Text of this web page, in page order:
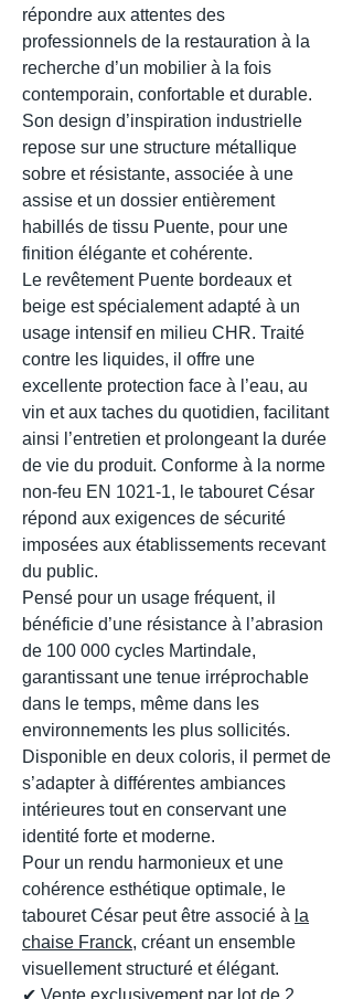
répondre aux attentes des
professionnels de la restauration à la
recherche d’un mobilier à la fois
contemporain, confortable et durable.
Son design d’inspiration industrielle
repose sur une structure métallique
sobre et résistante, associée à une
assise et un dossier entièrement
habillés de tissu Puente, pour une
finition élégante et cohérente.
Le revêtement Puente bordeaux et
beige est spécialement adapté à un
usage intensif en milieu CHR. Traité
contre les liquides, il offre une
excellente protection face à l’eau, au
vin et aux taches du quotidien, facilitant
ainsi l’entretien et prolongeant la durée
de vie du produit. Conforme à la norme
non-feu EN 1021-1, le tabouret César
répond aux exigences de sécurité
imposées aux établissements recevant
du public.
Pensé pour un usage fréquent, il
bénéficie d’une résistance à l’abrasion
de 100 000 cycles Martindale,
garantissant une tenue irréprochable
dans le temps, même dans les
environnements les plus sollicités.
Disponible en deux coloris, il permet de
s’adapter à différentes ambiances
intérieures tout en conservant une
identité forte et moderne.
Pour un rendu harmonieux et une
cohérence esthétique optimale, le
tabouret César peut être associé à la
chaise Franck, créant un ensemble
visuellement structuré et élégant.
✔ Vente exclusivement par lot de 2